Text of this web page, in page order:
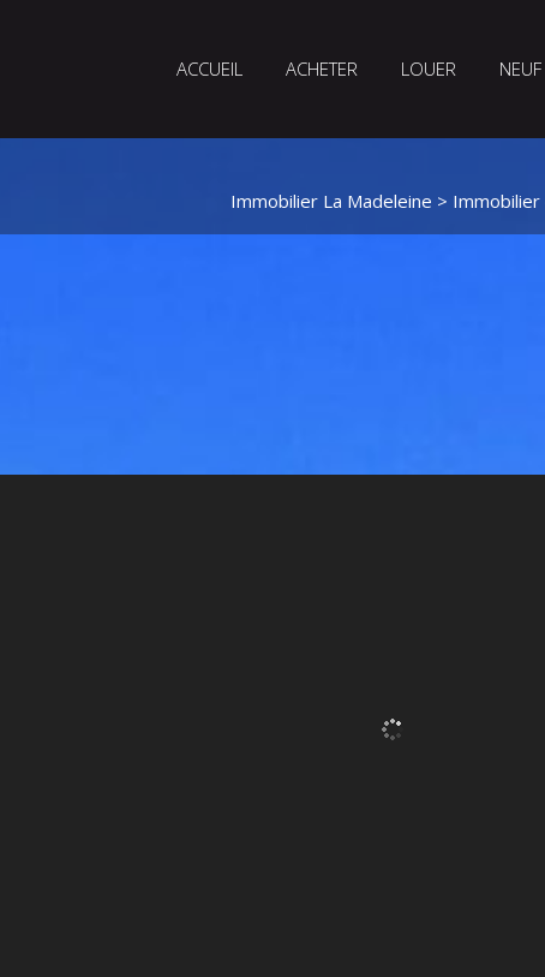
ACCUEIL ACHETER LOUER NEUF
Immobilier La Madeleine > Immobilier